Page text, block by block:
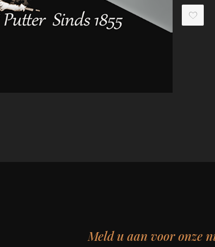
Meld u aan voor onze